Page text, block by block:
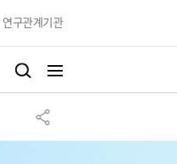
연구관계기관